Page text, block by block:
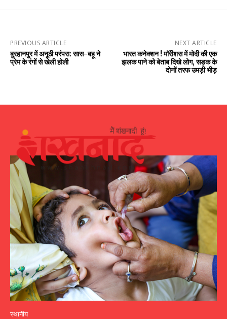
PREVIOUS ARTICLE
बुरहानपुर में अनूठी परंपरा: सास-बहू ने
प्रेम के रंगों से खेली होली
NEXT ARTICLE
भारत कनेक्शन ! मॉरीशस में मोदी की एक
झलक पाने को बेताब दिखे लोग, सड़क के
दोनों तरफ उमड़ी भीड़
स्थानीय